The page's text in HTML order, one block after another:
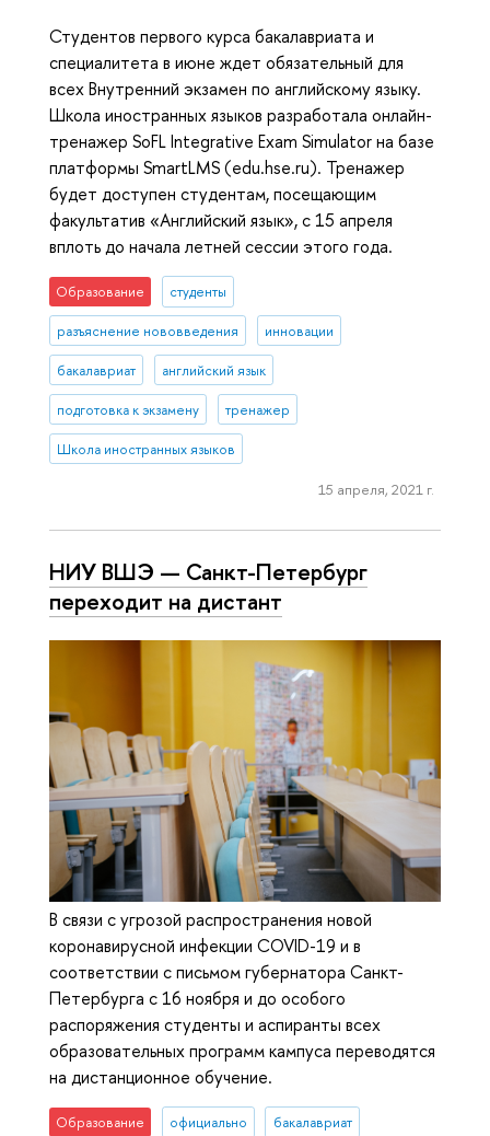
Студентов первого курса бакалавриата и
специалитета в июне ждет обязательный для
всех Внутренний экзамен по английскому языку.
Школа иностранных языков разработала онлайн-
тренажер SoFL Integrative Exam Simulator на базе
платформы SmartLMS (edu.hse.ru). Тренажер
будет доступен студентам, посещающим
факультатив «Английский язык», с 15 апреля
вплоть до начала летней сессии этого года.
Образование студенты
разъяснение нововведения инновации
бакалавриат английский язык
подготовка к экзамену тренажер
Школа иностранных языков
15 апреля, 2021 г.
НИУ ВШЭ — Санкт-Петербург
переходит на дистант
В связи с угрозой распространения новой
коронавирусной инфекции COVID-19 и в
соответствии с письмом губернатора Санкт-
Петербурга с 16 ноября и до особого
распоряжения студенты и аспиранты всех
образовательных программ кампуса переводятся
на дистанционное обучение.
Образование официально бакалавриат